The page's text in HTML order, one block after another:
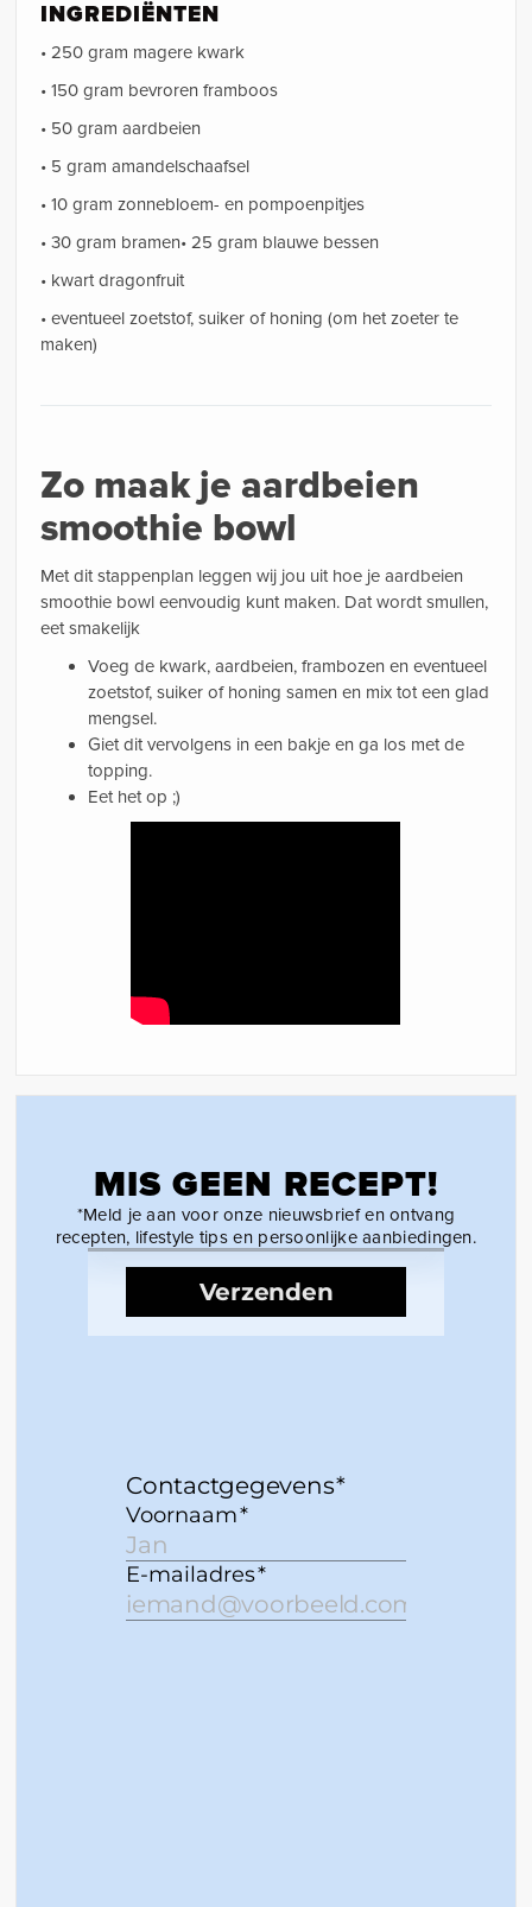
INGREDIËNTEN
• 250 gram magere kwark
• 150 gram bevroren framboos
• 50 gram aardbeien
• 5 gram amandelschaafsel
• 10 gram zonnebloem- en pompoenpitjes
• 30 gram bramen• 25 gram blauwe bessen
• kwart dragonfruit
• eventueel zoetstof, suiker of honing (om het zoeter te
maken)
Zo maak je aardbeien
smoothie bowl
Met dit stappenplan leggen wij jou uit hoe je aardbeien
smoothie bowl eenvoudig kunt maken. Dat wordt smullen,
eet smakelijk
Voeg de kwark, aardbeien, frambozen en eventueel
zoetstof, suiker of honing samen en mix tot een glad
mengsel.
Giet dit vervolgens in een bakje en ga los met de
topping. ⠀
Eet het op ;)
MIS GEEN RECEPT!
*Meld je aan voor onze nieuwsbrief en ontvang
recepten, lifestyle tips en persoonlijke aanbiedingen.